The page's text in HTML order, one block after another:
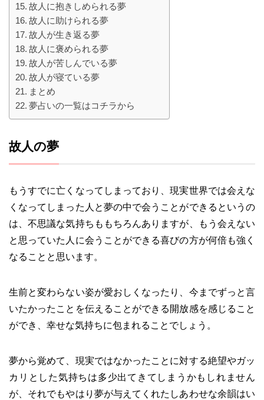
故人に抱きしめられる夢
故人に助けられる夢
故人が生き返る夢
故人に褒められる夢
故人が苦しんでいる夢
故人が寝ている夢
まとめ
夢占いの一覧はコチラから
故人の夢
もうすでに亡くなってしまっており、現実世界では会えな
くなってしまった人と夢の中で会うことができるというの
は、不思議な気持ちももちろんありますが、もう会えない
と思っていた人に会うことができる喜びの方が何倍も強く
なることと思います。
生前と変わらない姿が愛おしくなったり、今までずっと言
いたかったことを伝えることができる開放感を感じること
ができ、幸せな気持ちに包まれることでしょう。
夢から覚めて、現実ではなかったことに対する絶望やガッ
カリとした気持ちは多少出てきてしまうかもしれません
が、それでもやはり夢が与えてくれたしあわせな余韻はい